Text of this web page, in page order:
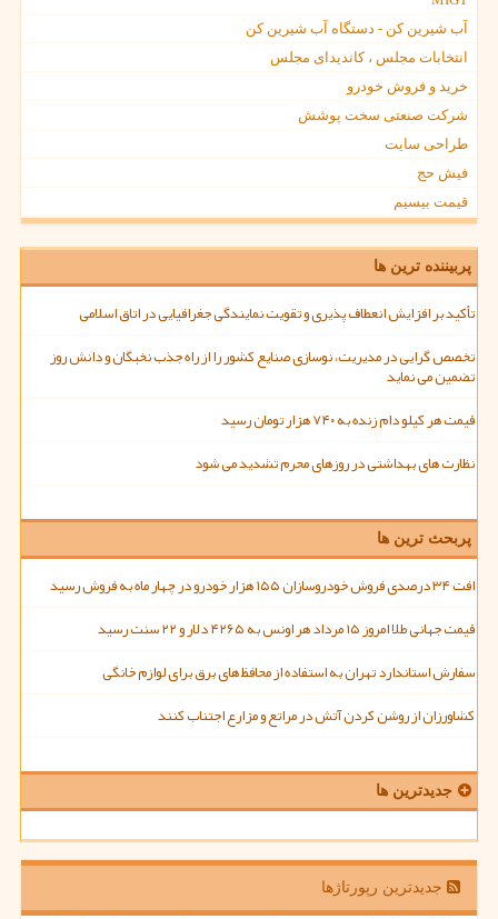
آب شیرین کن - دستگاه آب شیرین کن
انتخابات مجلس ، کاندیدای مجلس
خرید و فروش خودرو
شرکت صنعتی سخت پوشش
طراحی سایت
فیش حج
قیمت بیسیم
پربیننده ترین ها
تأکید بر افزایش انعطاف پذیری و تقویت نمایندگی جغرافیایی در اتاق اسلامی
تخصص گرایی در مدیریت، نوسازی صنایع کشور را از راه جذب نخبگان و دانش روز
تضمین می نماید
قیمت هر کیلو دام زنده به ۷۴۰ هزار تومان رسید
نظارت های بهداشتی در روزهای محرم تشدید می شود
پربحث ترین ها
افت ۳۴ درصدی فروش خودروسازان ۱۵۵ هزار خودرو در چهار ماه به فروش رسید
قیمت جهانی طلا امروز ۱۵ مرداد هر اونس به ۴۲۶۵ دلار و ۲۲ سنت رسید
سفارش استاندارد تهران به استفاده از محافظ های برق برای لوازم خانگی
کشاورزان از روشن کردن آتش در مراتع و مزارع اجتناب کنند
جدیدترین ها
جدیدترین رپورتاژها